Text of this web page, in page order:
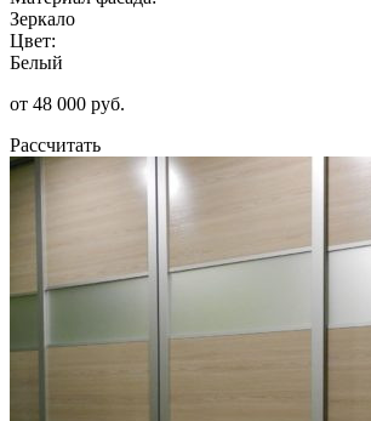
Зеркало
Цвет:
Белый
от 48 000 руб.
Рассчитать